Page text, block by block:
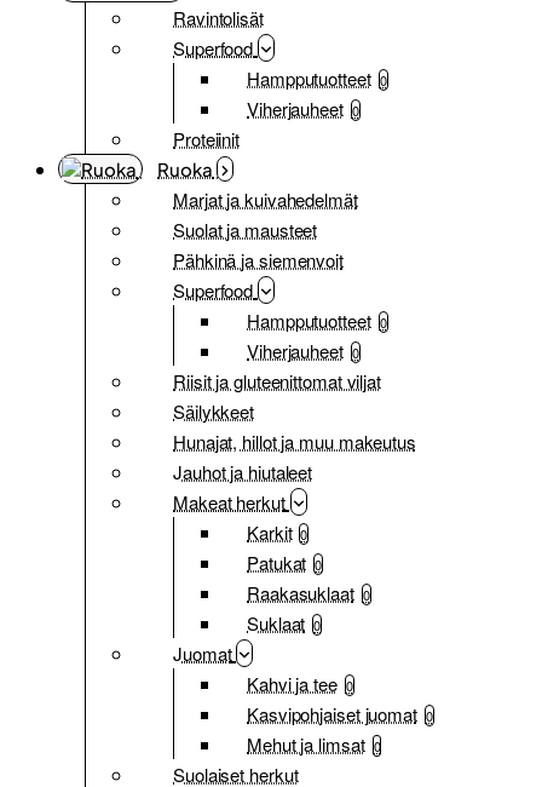
Ravintolisät
Superfood
Hampputuotteet 0
Viherjauheet 0
Proteiinit
Ruoka
Marjat ja kuivahedelmät
Suolat ja mausteet
Pähkinä ja siemenvoit
Superfood
Hampputuotteet 0
Viherjauheet 0
Riisit ja gluteenittomat viljat
Säilykkeet
Hunajat, hillot ja muu makeutus
Jauhot ja hiutaleet
Makeat herkut
Karkit 0
Patukat 0
Raakasuklaat 0
Suklaat 0
Juomat
Kahvi ja tee 0
Kasvipohjaiset juomat 0
Mehut ja limsat 0
Suolaiset herkut